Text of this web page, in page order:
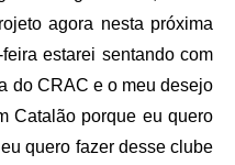
agora nesta próxima
estarei sentando com
do CRAC e o meu desejo
Catalão porque eu quero
quero fazer desse clube